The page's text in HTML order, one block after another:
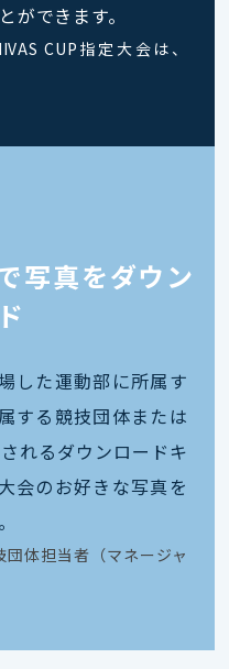
ができます。
CUP指定大会は、
写真をダウン
した運動部に所属す
する競技団体または
れるダウンロードキ
会のお好きな写真を
体担当者（マネージャ